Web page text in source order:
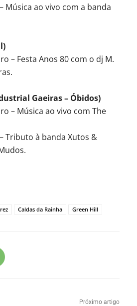
Música ao vivo com a banda
– Festa Anos 80 com o dj M.
Gaeiras – Óbidos)
– Música ao vivo com The
Tributo à banda Xutos &
Caldas da Rainha Green Hill
Próximo artigo